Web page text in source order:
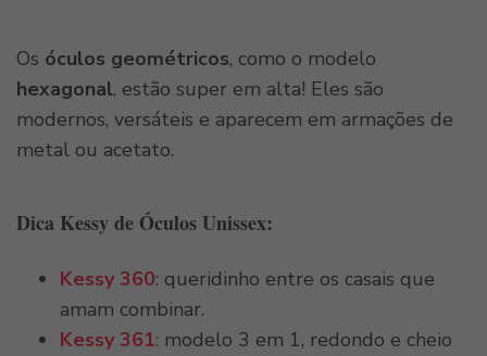
Os óculos geométricos, como o modelo
hexagonal, estão super em alta! Eles são
modernos, versáteis e aparecem em armações de
metal ou acetato.
Dica Kessy de Óculos Unissex:
Kessy 360: queridinho entre os casais que
amam combinar.
Kessy 361: modelo 3 em 1, redondo e cheio